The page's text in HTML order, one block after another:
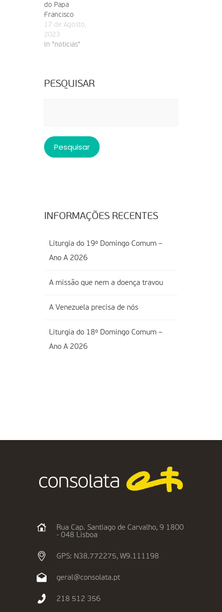
do Papa
Francisco
17 de Agosto,
2023
In "noticias"
PESQUISAR
INFORMAÇÕES RECENTES
Liturgia do 19º Domingo Comum –
Ano A 2026
A missão que nem a doença travou
A Venezuela precisa de nós
Liturgia do 18º Domingo Comum –
Ano A 2026
Rua Cap. Santiago de Carvalho, 9 1800
- 048 Lisboa
GPS: N38.772275, W9.111198
geral@consolata.pt
218 512 356